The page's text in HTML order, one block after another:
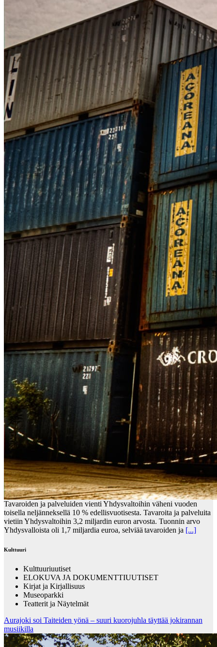
Tavaroiden ja palveluiden vienti Yhdysvaltoihin väheni vuoden
toisella neljänneksellä 10 % edellisvuotisesta. Tavaroita ja palveluita
vietiin Yhdysvaltoihin 3,2 miljardin euron arvosta. Tuonnin arvo
Yhdysvalloista oli 1,7 miljardia euroa, selviää tavaroiden ja [...]
Kulttuuri
Kulttuuriuutiset
ELOKUVA JA DOKUMENTTIUUTISET
Kirjat ja Kirjallisuus
Museoparkki
Teatterit ja Näytelmät
Aurajoki soi Taiteiden yönä – suuri kuorojuhla täyttää jokirannan
musiikilla